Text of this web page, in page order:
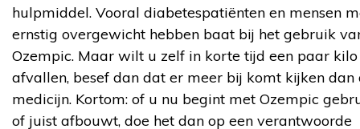
hulpmiddel. Vooral diabetespatiënten en mensen
ernstig overgewicht hebben baat bij het gebruik
Ozempic. Maar wilt u zelf in korte tijd een paar kilo
afvallen, besef dan dat er meer bij komt kijken dan
medicijn. Kortom: of u nu begint met Ozempic
of juist afbouwt, doe het dan op een verantwoorde